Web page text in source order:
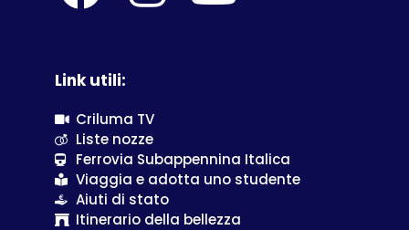
Link utili:
Criluma TV
Liste nozze
Ferrovia Subappennina Italica
Viaggia e adotta uno studente
Aiuti di stato
Itinerario della bellezza